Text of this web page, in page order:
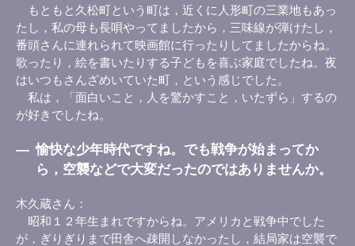
もともと久松町という町は，近くに人形町の三業地もあっ
たし，私の母も長唄やってましたから，三味線が弾けたし，
番頭さんに連れられて映画館に行ったりしてましたからね。
歌ったり，絵を書いたりする子どもを喜ぶ家庭でしたね。夜
はいつもさんざめいていた町，という感じでした。
私は，「面白いこと，人を驚かすこと，いたずら」するの
が好きでしたね。
― 愉快な少年時代ですね。でも戦争が始まってか
ら，空襲などで大変だったのではありませんか。
木久蔵さん
昭和１２年生まれですからね。アメリカと戦争中でした
が，ぎりぎりまで田舎へ疎開しなかったし，結局家は空襲で